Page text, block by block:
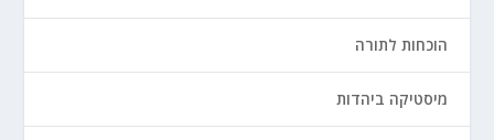
הוכחות לתורה
מיסטיקה ביהדות